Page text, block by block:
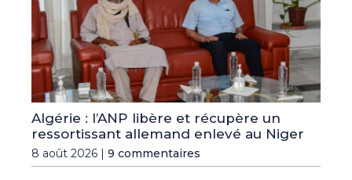
Algérie : l’ANP libère et récupère un
ressortissant allemand enlevé au Niger
8 août 2026 | 9 commentaires